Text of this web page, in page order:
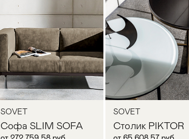
SOVET
Софа SLIM SOFA
SOVET
Столик PIKTOR